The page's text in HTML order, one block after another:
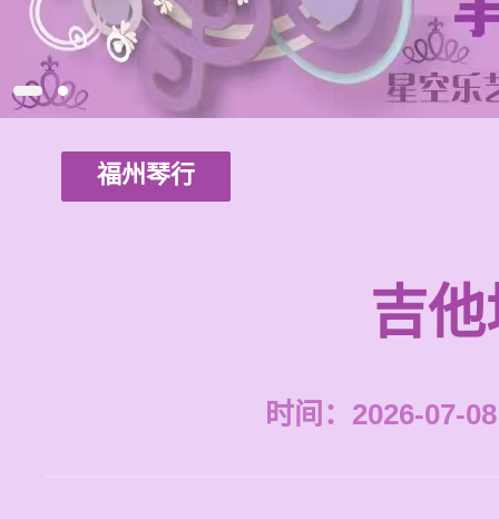
福州琴行
吉
时间：2026-07-